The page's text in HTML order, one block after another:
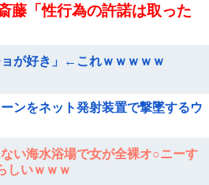
藤「性行為の許諾は取った
が好き」←これｗｗｗｗｗ
ンをネット発射装置で撃墜するウ
い海水浴場で女が全裸オ○ニーす
しいｗｗｗ